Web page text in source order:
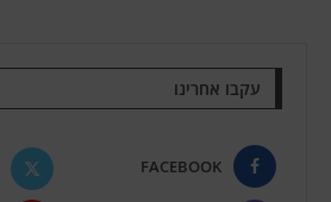
עקבו אחרינו
FACEBOOK